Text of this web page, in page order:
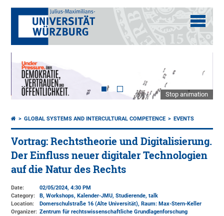
Stop animation
GLOBAL SYSTEMS AND INTERCULTURAL COMPETENCE EVENTS
Vortrag: Rechtstheorie und Digitalisierung.
Der Einfluss neuer digitaler Technologien
auf die Natur des Rechts
Date:
02/05/2024, 4:30 PM
Category:
B, Workshops, Kalender-JMU, Studierende, talk
Location:
Domerschulstraße 16 (Alte Universität), Raum: Max-Stern-Keller
Organizer: Zentrum für rechtswissenschaftliche Grundlagenforschung